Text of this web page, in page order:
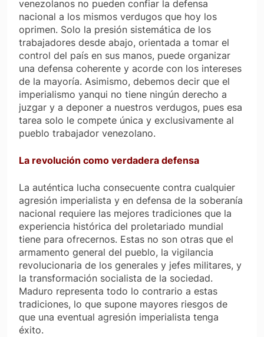
venezolanos no pueden confiar la defensa
nacional a los mismos verdugos que hoy los
oprimen. Solo la presión sistemática de los
trabajadores desde abajo, orientada a tomar el
control del país en sus manos, puede organizar
una defensa coherente y acorde con los intereses
de la mayoría. Asimismo, debemos decir que el
imperialismo yanqui no tiene ningún derecho a
juzgar y a deponer a nuestros verdugos, pues esa
tarea solo le compete única y exclusivamente al
pueblo trabajador venezolano.
La revolución como verdadera defensa
La auténtica lucha consecuente contra cualquier
agresión imperialista y en defensa de la soberanía
nacional requiere las mejores tradiciones que la
experiencia histórica del proletariado mundial
tiene para ofrecernos. Estas no son otras que el
armamento general del pueblo, la vigilancia
revolucionaria de los generales y jefes militares, y
la transformación socialista de la sociedad.
Maduro representa todo lo contrario a estas
tradiciones, lo que supone mayores riesgos de
que una eventual agresión imperialista tenga
éxito.